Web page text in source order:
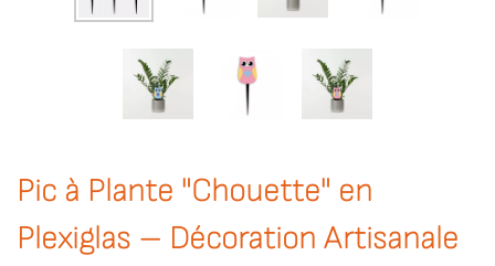
Pic à Plante "Chouette" en
Plexiglas – Décoration Artisanale